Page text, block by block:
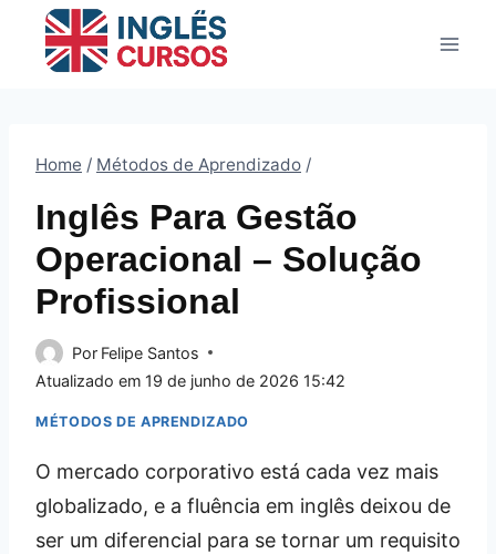
Home / Métodos de Aprendizado /
Inglês Para Gestão
Operacional – Solução
Profissional
Por Felipe Santos
Atualizado em 19 de junho de 2026 15:42
MÉTODOS DE APRENDIZADO
O mercado corporativo está cada vez mais
globalizado, e a fluência em inglês deixou de
ser um diferencial para se tornar um requisito